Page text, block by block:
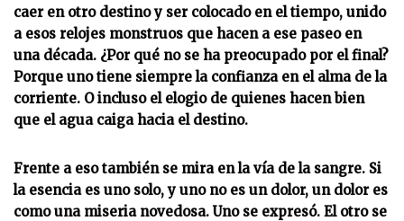
caer en otro destino y ser colocado en el tiempo, unido
a esos relojes monstruos que hacen a ese paseo en
una década. ¿Por qué no se ha preocupado por el final?
Porque uno tiene siempre la confianza en el alma de la
corriente. O incluso el elogio de quienes hacen bien
que el agua caiga hacia el destino.
Frente a eso también se mira en la vía de la sangre. Si
la esencia es uno solo, y uno no es un dolor, un dolor es
como una miseria novedosa. Uno se expresó. El otro se